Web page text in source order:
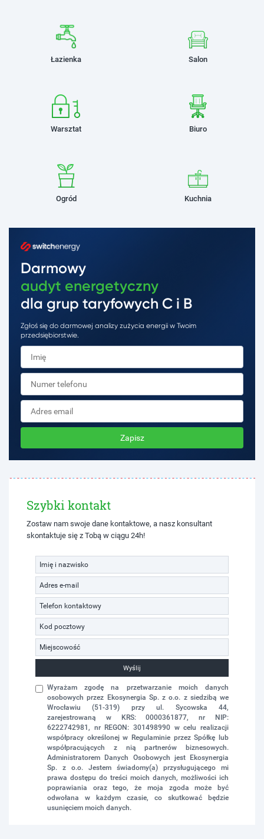
Łazienka Salon
Warsztat Biuro
Ogród Kuchnia
Darmowy
audyt energetyczny
dla grup taryfowych C i B
Zgłoś się do darmowej analizy zużycia energii w Twoim
przedsiębiorstwie.
Zapisz
Szybki kontakt
Zostaw nam swoje dane kontaktowe, a nasz konsultant
skontaktuje się z Tobą w ciągu 24h!
Wyślij
Wyrażam zgodę na przetwarzanie moich danych
osobowych przez Ekosynergia Sp. z o.o. z siedzibą we
Wrocławiu (51-319) przy ul. Sycowska 44,
zarejestrowaną w KRS: 0000361877, nr NIP:
6222742981, nr REGON: 301498990 w celu realizacji
współpracy określonej w Regulaminie przez Spółkę lub
współpracujących z nią partnerów biznesowych.
Administratorem Danych Osobowych jest Ekosynergia
Sp. z o.o. Jestem świadomy(a) przysługującego mi
prawa dostępu do treści moich danych, możliwości ich
poprawiania oraz tego, że moja zgoda może być
odwołana w każdym czasie, co skutkować będzie
usunięciem moich danych.